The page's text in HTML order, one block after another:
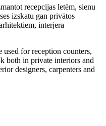
recepcijas letēm, sienu
izskatu gan privātos
interjera
for reception counters,
both in private interiors and
designers, carpenters and